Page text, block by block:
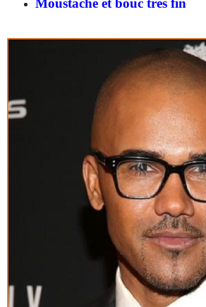
Moustache et bouc très fin